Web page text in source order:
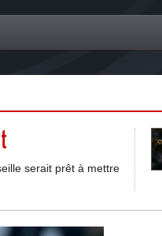
serait prêt à mettre